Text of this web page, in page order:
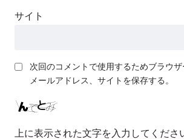
サイト
次回のコメントで使用するためブラウザ
メールアドレス、サイトを保存する。
上に表示された文字を入力してくださ